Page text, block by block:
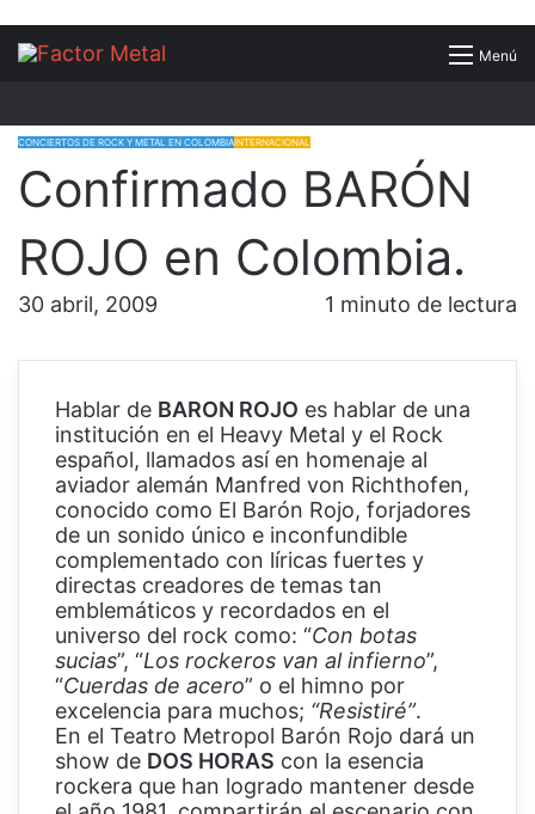
Menú
Buscar
CONCIERTOS DE ROCK Y METAL EN COLOMBIAINTERNACIONAL
Confirmado BARÓN
ROJO en Colombia.
30 abril, 2009 1 minuto de lectura
Hablar de BARON ROJO es hablar de una
institución en el Heavy Metal y el Rock
español, llamados así en homenaje al
aviador alemán Manfred von Richthofen,
conocido como El Barón Rojo, forjadores
de un sonido único e inconfundible
complementado con líricas fuertes y
directas creadores de temas tan
emblemáticos y recordados en el
universo del rock como: “Con botas
sucias”, “Los rockeros van al infierno”,
“Cuerdas de acero” o el himno por
excelencia para muchos; “Resistiré”.
En el Teatro Metropol Barón Rojo dará un
show de DOS HORAS con la esencia
rockera que han logrado mantener desde